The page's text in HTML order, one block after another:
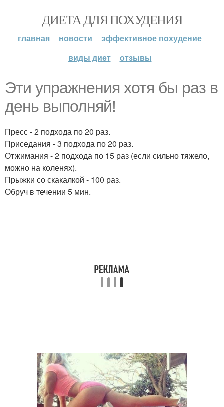
ДИЕТА ДЛЯ ПОХУДЕНИЯ
главная новости
эффективное похудение
виды диет
отзывы
Эти упражнения хотя бы раз в
день выполняй!
Пресс - 2 подхода по 20 раз.
Приседания - 3 подхода по 20 раз.
Отжимания - 2 подхода по 15 раз (если сильно тяжело,
можно на коленях).
Прыжки со скакалкой - 100 раз.
Обруч в течении 5 мин.